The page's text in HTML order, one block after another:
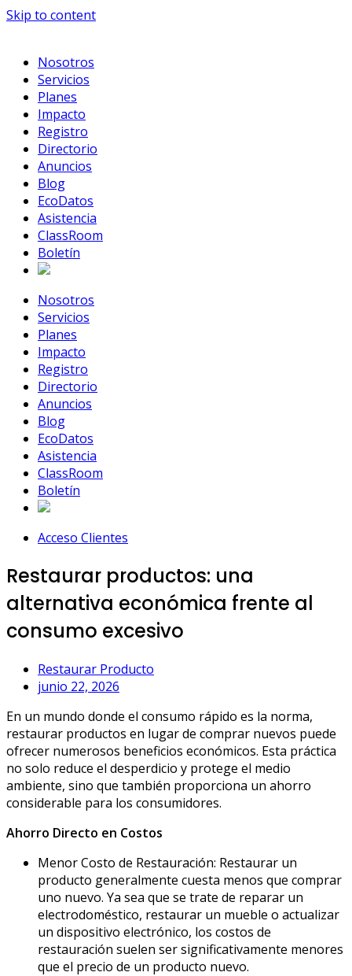
Skip to content
Nosotros
Servicios
Planes
Impacto
Registro
Directorio
Anuncios
Blog
EcoDatos
Asistencia
ClassRoom
Boletín
Nosotros
Servicios
Planes
Impacto
Registro
Directorio
Anuncios
Blog
EcoDatos
Asistencia
ClassRoom
Boletín
Acceso Clientes
Restaurar productos: una
alternativa económica frente al
consumo excesivo
Restaurar Producto
junio 22, 2026
En un mundo donde el consumo rápido es la norma,
restaurar productos en lugar de comprar nuevos puede
ofrecer numerosos beneficios económicos. Esta práctica
no solo reduce el desperdicio y protege el medio
ambiente, sino que también proporciona un ahorro
considerable para los consumidores.
Ahorro Directo en Costos
Menor Costo de Restauración: Restaurar un
producto generalmente cuesta menos que comprar
uno nuevo. Ya sea que se trate de reparar un
electrodoméstico, restaurar un mueble o actualizar
un dispositivo electrónico, los costos de
restauración suelen ser significativamente menores
que el precio de un producto nuevo.